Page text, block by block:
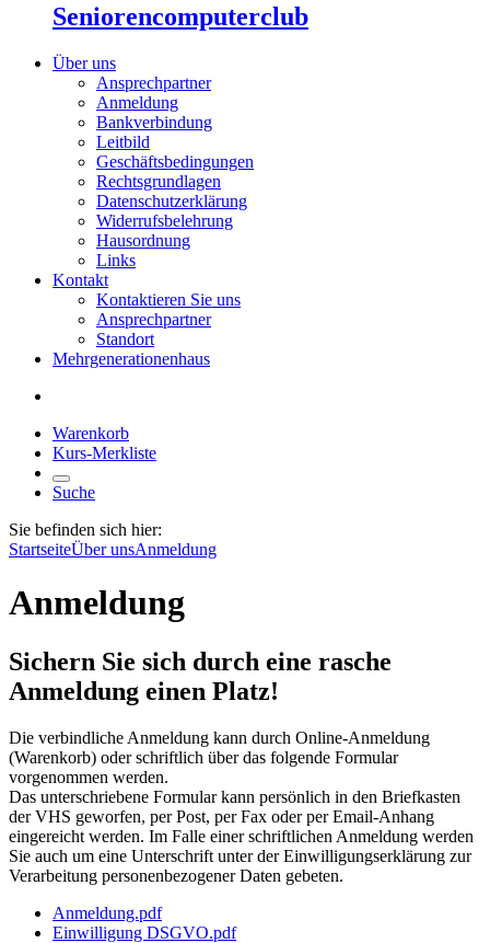
Seniorencomputerclub
Über uns
Ansprechpartner
Anmeldung
Bankverbindung
Leitbild
Geschäftsbedingungen
Rechtsgrundlagen
Datenschutzerklärung
Widerrufsbelehrung
Hausordnung
Links
Kontakt
Kontaktieren Sie uns
Ansprechpartner
Standort
Mehrgenerationenhaus
Warenkorb
Kurs-Merkliste
Suche
Sie befinden sich hier:
StartseiteÜber unsAnmeldung
Anmeldung
Sichern Sie sich durch eine rasche
Anmeldung einen Platz!
Die verbindliche Anmeldung kann durch Online-Anmeldung
(Warenkorb) oder schriftlich über das folgende Formular
vorgenommen werden.
Das unterschriebene Formular kann persönlich in den Briefkasten
der VHS geworfen, per Post, per Fax oder per Email-Anhang
eingereicht werden. Im Falle einer schriftlichen Anmeldung werden
Sie auch um eine Unterschrift unter der Einwilligungserklärung zur
Verarbeitung personenbezogener Daten gebeten.
Anmeldung.pdf
Einwilligung DSGVO.pdf